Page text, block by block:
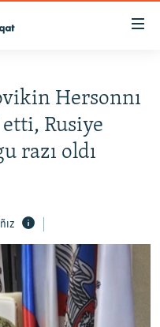
Hersonnı
Rusiye
razı oldı